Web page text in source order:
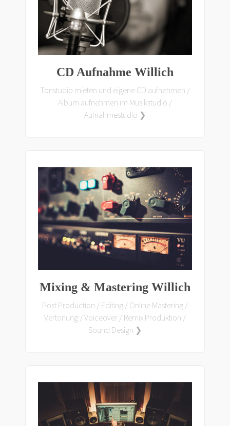
CD Aufnahme Willich
Tonstudio mieten und eigene CD aufnehmen /
Album aufnehmen im Musikstudio /
Aufnahmestudio ❯
Mixing & Mastering Willich
Post Production / Editing / Online Mastering /
Vertonung / Voiceover / Remix Produktion /
Sound Design ❯